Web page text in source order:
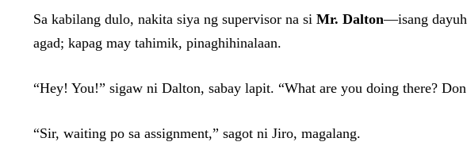
Sa kabilang dulo, nakita siya ng supervisor na si Mr. Dalton—isang
agad; kapag may tahimik, pinaghihinalaan.
“Hey! You!” sigaw ni Dalton, sabay lapit. “What are you doing there?
“Sir, waiting po sa assignment,” sagot ni Jiro, magalang.